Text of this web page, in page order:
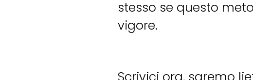
stesso se questo
vigore.